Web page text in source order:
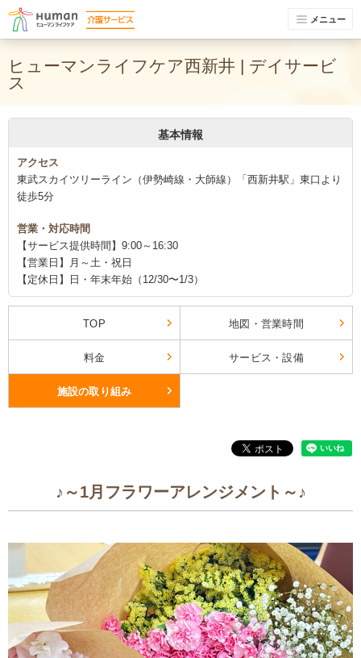
メニュー
ヒューマンライフケア西新井 | デイサービ
ス
基本情報
アクセス
東武スカイツリーライン（伊勢崎線・大師線）「西新井駅」東口より
徒歩5分
営業・対応時間
【サービス提供時間】9:00～16:30
【営業日】月～土・祝日
【定休日】日・年末年始（12/30〜1/3）
TOP 地図・営業時間
料金 サービス・設備
施設の取り組み
♪～1月フラワーアレンジメント～♪